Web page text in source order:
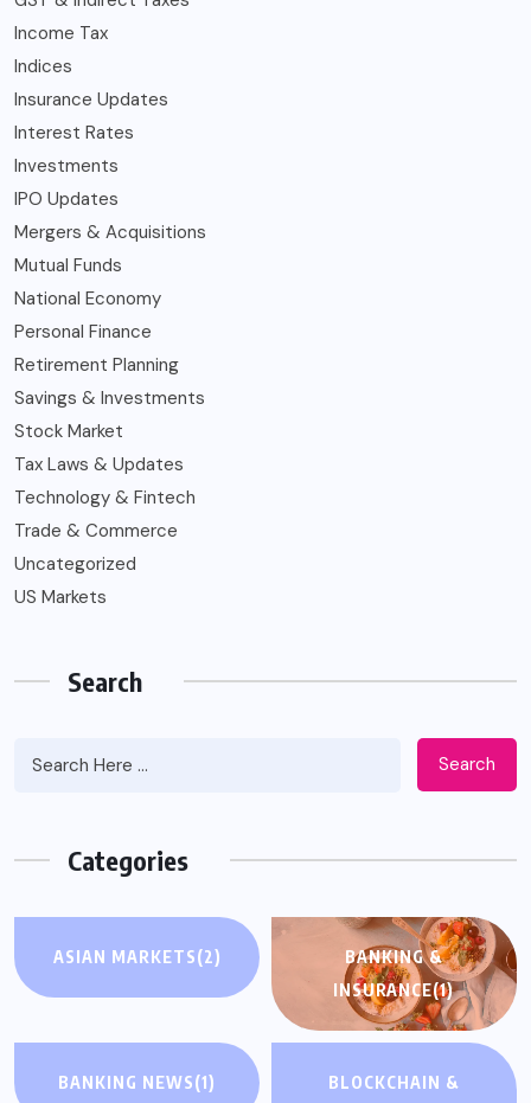
Income Tax
Indices
Insurance Updates
Interest Rates
Investments
IPO Updates
Mergers & Acquisitions
Mutual Funds
National Economy
Personal Finance
Retirement Planning
Savings & Investments
Stock Market
Tax Laws & Updates
Technology & Fintech
Trade & Commerce
Uncategorized
US Markets
Search
Search
Categories
ASIAN MARKETS(2)
BANKING &
INSURANCE(1)
BANKING NEWS(1)
BLOCKCHAIN &